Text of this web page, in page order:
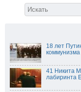
18 лет
коммунизма
41 Никита
лабиринта